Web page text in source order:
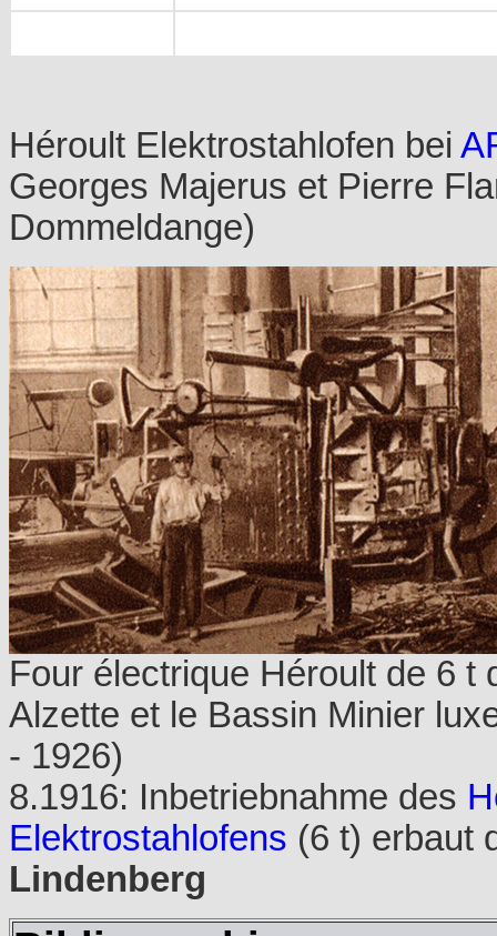
Héroult Elektrostahlofen bei
Georges Majerus et Pierre
Dommeldange)
Four électrique Héroult de 6 t
Alzette et le Bassin Minier
- 1926)
8.1916: Inbetriebnahme des
Elektrostahlofens (6 t) erbaut
Lindenberg